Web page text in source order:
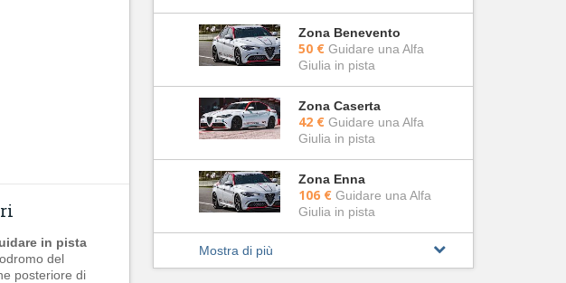
in pista
del
posteriore di
Zona Benevento
50 € Guidare una Alfa
Giulia in pista
Zona Caserta
42 € Guidare una Alfa
Giulia in pista
Zona Enna
106 € Guidare una Alfa
Giulia in pista
Mostra di più